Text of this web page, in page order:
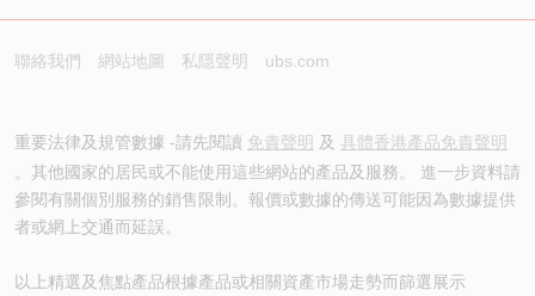
聯絡我們 網站地圖 私隱聲明 ubs.com
重要法律及規管數據 -請先閱讀 免責聲明 及 具體香港產品免責聲明
。其他國家的居民或不能使用這些網站的產品及服務。 進一步資料請
參閱有關個別服務的銷售限制。報價或數據的傳送可能因為數據提供
者或網上交通而延誤。
以上精選及焦點產品根據產品或相關資產市場走勢而篩選展示